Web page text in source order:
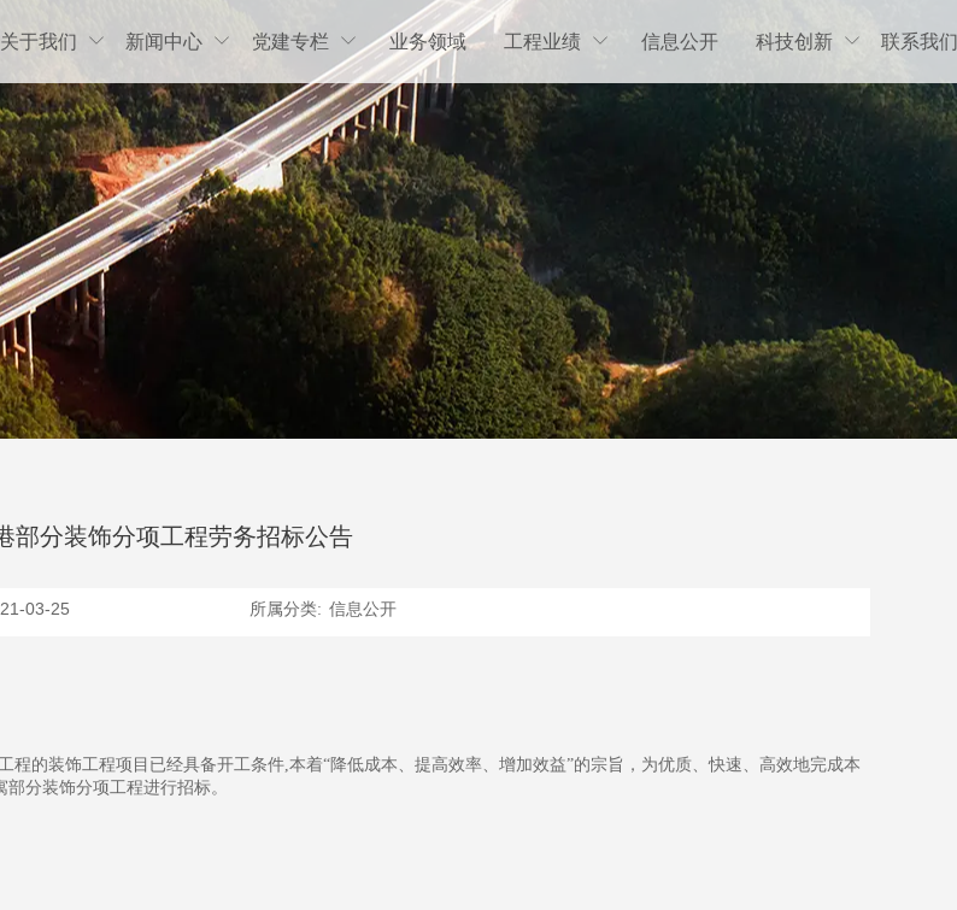
关于我们  新闻中心  党建专栏  业务领域 工程业绩  信息公开 科技创新  联系我们
部分装饰分项工程劳务招标公告
的装饰工程项目已经具备开工条件,本着“降低成本、提高效率、增加效益”的宗旨，为优质、快速、高效地完成本
分装饰分项工程进行招标。
03-25 所属分类: 信息公开